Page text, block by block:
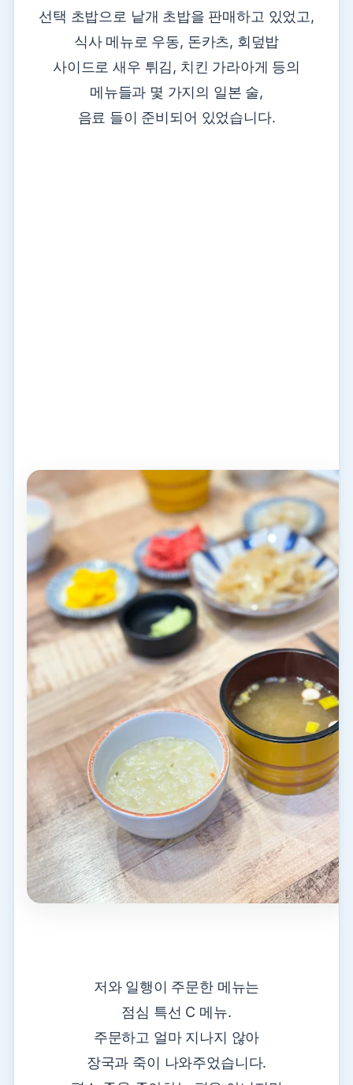
선택 초밥으로 낱개 초밥을 판매하고 있었고,
식사 메뉴로 우동, 돈카츠, 회덮밥
사이드로 새우 튀김, 치킨 가라아게 등의
메뉴들과 몇 가지의 일본 술,
음료 들이 준비되어 있었습니다.
저와 일행이 주문한 메뉴는
점심 특선 C 메뉴.
주문하고 얼마 지나지 않아
장국과 죽이 나와주었습니다.